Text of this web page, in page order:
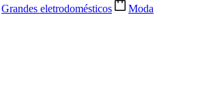
Grandes eletrodomésticos Moda